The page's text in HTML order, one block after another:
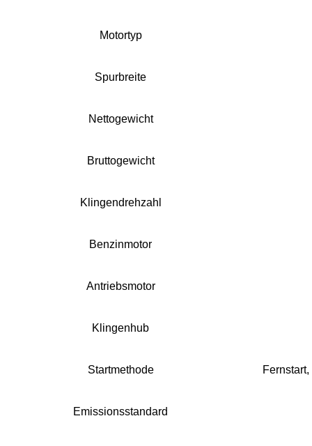
Motortyp
Spurbreite
Nettogewicht
Bruttogewicht
Klingendrehzahl
Benzinmotor
Antriebsmotor
Klingenhub
Startmethode
Emissionsstandard